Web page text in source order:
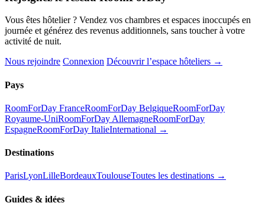
Vous êtes hôtelier ? Vendez vos chambres et espaces inoccupés en
journée et générez des revenus additionnels, sans toucher à votre
activité de nuit.
Nous rejoindre Connexion Découvrir l’espace hôteliers →
Pays
RoomForDay FranceRoomForDay BelgiqueRoomForDay
Royaume-UniRoomForDay AllemagneRoomForDay
EspagneRoomForDay ItalieInternational →
Destinations
ParisLyonLilleBordeauxToulouseToutes les destinations →
Guides & idées